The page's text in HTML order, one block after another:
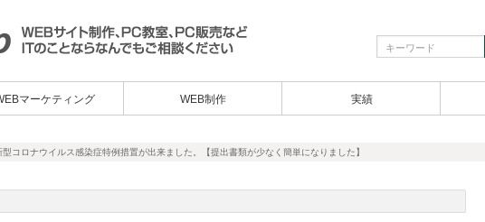
マーケティング WEB制作 実績
型コロナウイルス感染症特例措置が出来ました。【提出書類が少なく簡単になりました】